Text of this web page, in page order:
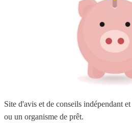
Site d'avis et de conseils indépendant
ou un organisme de prêt.